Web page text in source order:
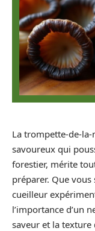
La trompette-de-
savoureux qui
forestier, mérite
préparer. Que
cueilleur
l’importance d’un
saveur et la texture